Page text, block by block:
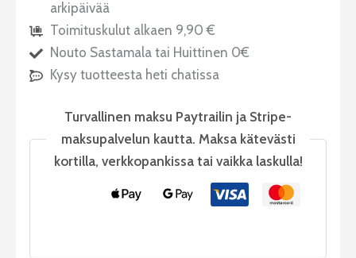
arkipäivää
Toimituskulut alkaen 9,90 €
Nouto Sastamala tai Huittinen 0€
Kysy tuotteesta heti chatissa
Turvallinen maksu Paytrailin ja Stripe-
maksupalvelun kautta. Maksa kätevästi
kortilla, verkkopankissa tai vaikka laskulla!